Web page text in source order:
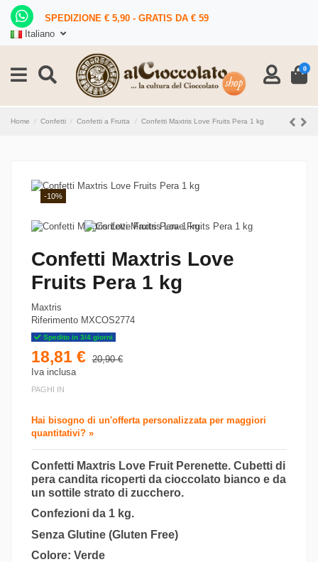
SPEDIZIONE € 5,90 - GRATIS DA € 59
Italiano
0
Home Confetti Confetti a Frutta Confetti Maxtris Love Fruits Pera 1 kg
-10%
Confetti Maxtris Love
Fruits Pera 1 kg
Maxtris
Riferimento MXCOS2774
Spedito in 3/4 giorni
18,81 € 20,90 €
Iva inclusa
PAGHI IN
Hai bisogno di un'offerta personalizzata per maggiori
quantitativi? »
Confetti Maxtris Love Fruit Perenette. Cubetti di
pera candita ricoperti da cioccolato bianco e da
un sottile strato di zucchero.
Confezioni da 1 kg.
Senza Glutine (Gluten Free)
Colore: Verde